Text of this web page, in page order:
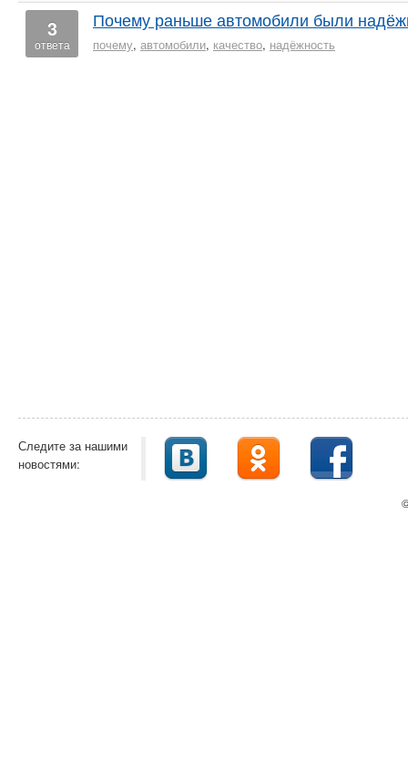
3
ответа
Почему раньше автомобили были
почему, автомобили, качество, надёжность
Следите за нашими
новостями: